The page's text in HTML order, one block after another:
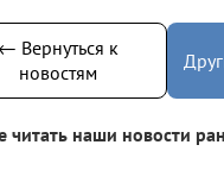
← Вернуться к
новостям
читать наши новости